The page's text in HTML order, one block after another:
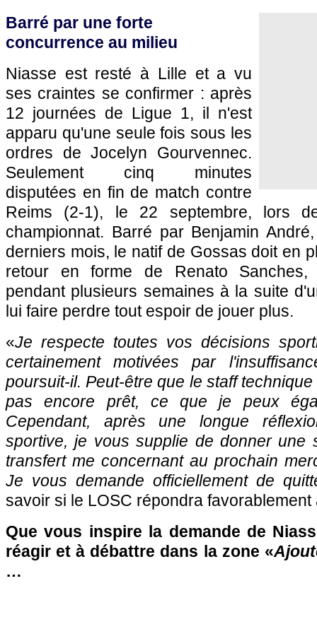
Barré par une forte
concurrence au milieu
Niasse est resté à Lille et a vu
ses craintes se confirmer : après
12 journées de Ligue 1, il n'est
apparu qu'une seule fois sous les
ordres de Jocelyn Gourvennec.
Seulement cinq minutes
disputées en fin de match contre
Reims (2-1), le 22 septembre, lors
championnat. Barré par Benjamin
derniers mois, le natif de Gossas doit en
retour en forme de Renato
pendant plusieurs semaines à la suite
lui faire perdre tout espoir de jouer plus.
«Je respecte toutes vos décisions
certainement motivées par
poursuit-il. Peut-être que le staff
pas encore prêt, ce que je peux
Cependant, après une longue
sportive, je vous supplie de donner une
transfert me concernant au prochain
Je vous demande officiellement de
savoir si le LOSC répondra favorablement
Que vous inspire la demande de
réagir et à débattre dans la zone «
…